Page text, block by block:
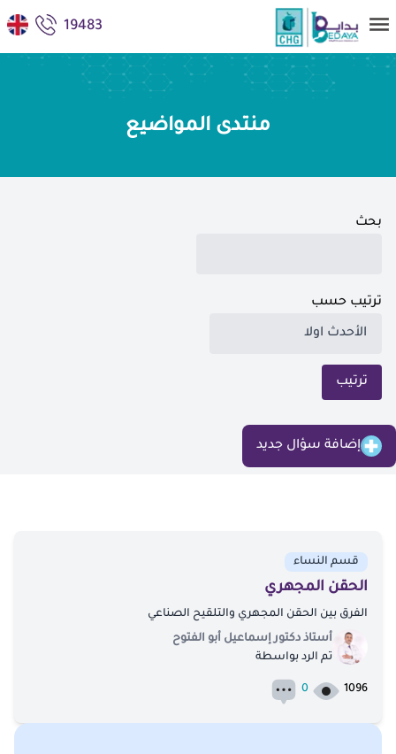
منتدى المواضيع
بحث
ترتيب حسب
ترتيب
إضافة سؤال جديد
قسم النساء
الحقن المجهري
الفرق بين الحقن المجهري والتلقيح الصناعي
أستاذ دكتور إسماعيل أبو الفتوح
تم الرد بواسطة
1096
0
19483